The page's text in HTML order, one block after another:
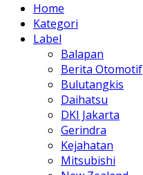
Home
Kategori
Label
Balapan
Berita Otomotif
Bulutangkis
Daihatsu
DKI Jakarta
Gerindra
Kejahatan
Mitsubishi